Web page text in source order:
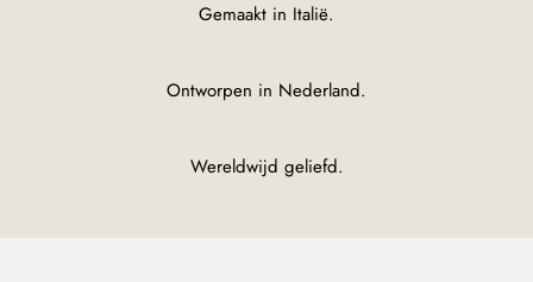
Gemaakt in Italië.
Ontworpen in Nederland.
Wereldwijd geliefd.